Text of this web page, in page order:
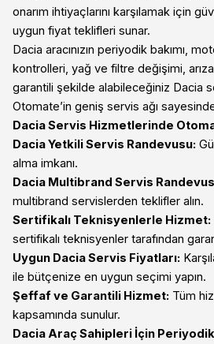
onarım ihtiyaçlarını karşılamak için
uygun fiyat teklifleri sunar.
Dacia aracınızın periyodik bakımı,
kontrolleri, yağ ve filtre değişimi,
garantili şekilde alabileceğiniz Dacia
Otomate’in geniş servis ağı sayesinde
Dacia Servis Hizmetlerinde
Dacia Yetkili Servis Randevusu:
alma imkanı.
Dacia Multibrand Servis
multibrand servislerden teklifler alın.
Sertifikalı Teknisyenlerle Hizmet:
sertifikalı teknisyenler tarafından
Uygun Dacia Servis Fiyatları:
ile bütçenize en uygun seçimi yapın.
Şeffaf ve Garantili Hizmet: Tüm
kapsamında sunulur.
Dacia Araç Sahipleri İçin Periyodik